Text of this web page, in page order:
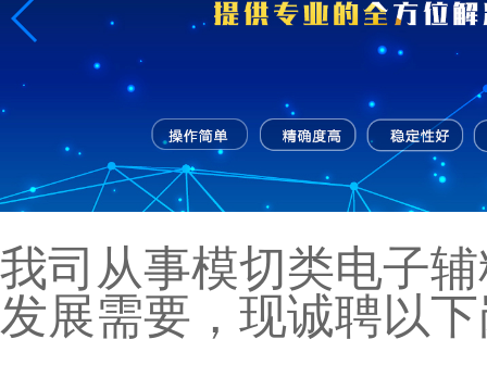
我司从事模切类电子
发展需要，现诚聘以